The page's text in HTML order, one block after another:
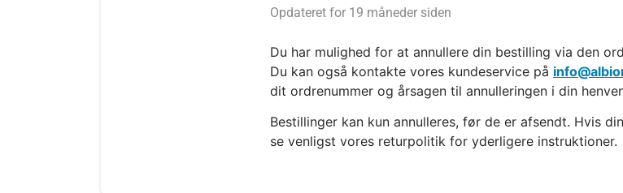
Opdateret for 19 måneder siden
Du har mulighed for at annullere din bestilling via den
Du kan også kontakte vores kundeservice på
dit ordrenummer og årsagen til annulleringen i din
Bestillinger kan kun annulleres, før de er afsendt. Hvis
se venligst vores returpolitik for yderligere instruktioner.